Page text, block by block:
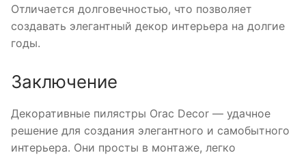
Отличается долговечностью, что позволяет
создавать элегантный декор интерьера на долгие
годы.
Заключение
Декоративные пилястры Orac Decor — удачное
решение для создания элегантного и самобытного
интерьера. Они просты в монтаже, легко